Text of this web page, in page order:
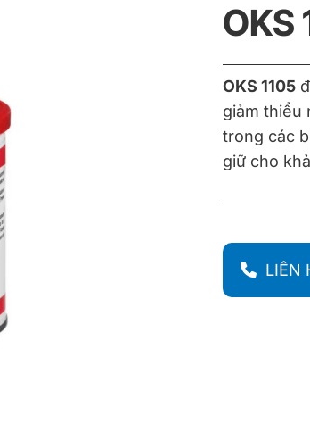
OKS
OKS 1105
giảm thiểu
trong các
giữ cho
LIÊN